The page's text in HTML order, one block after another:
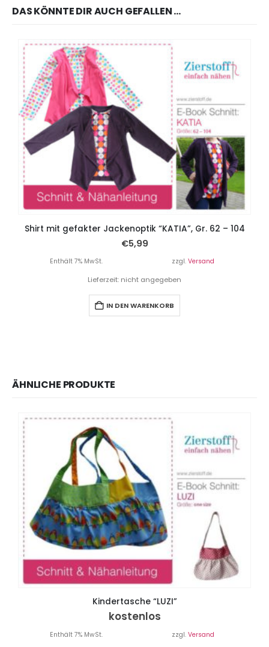
DAS KÖNNTE DIR AUCH GEFALLEN …
Shirt mit gefakter Jackenoptik “KATIA”, Gr. 62 – 104
€5,99
Enthält 7% MwSt. zzgl. Versand
Lieferzeit: nicht angegeben
IN DEN WARENKORB
ÄHNLICHE PRODUKTE
Kindertasche “LUZI”
kostenlos
Enthält 7% MwSt. zzgl. Versand